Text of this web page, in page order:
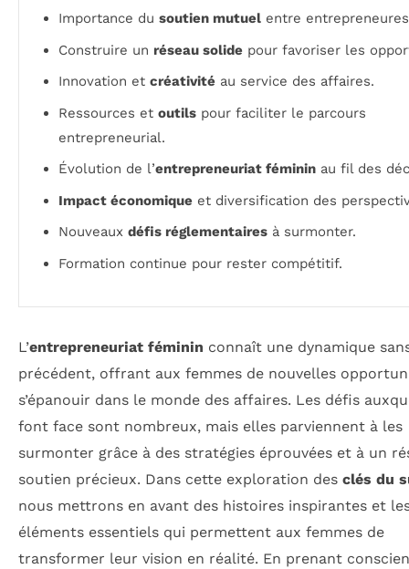
Importance du soutien mutuel entre
Construire un réseau solide pour favoriser les
Innovation et créativité au service des affaires.
Ressources et outils pour faciliter le parcours
entrepreneurial.
Évolution de l’entrepreneuriat féminin au fil des
Impact économique et diversification des
Nouveaux défis réglementaires à surmonter.
Formation continue pour rester compétitif.
L’entrepreneuriat féminin connaît une dynamique
précédent, offrant aux femmes de nouvelles
s’épanouir dans le monde des affaires. Les défis
font face sont nombreux, mais elles parviennent à les
surmonter grâce à des stratégies éprouvées et à un
soutien précieux. Dans cette exploration des clés du
nous mettrons en avant des histoires inspirantes et
éléments essentiels qui permettent aux femmes de
transformer leur vision en réalité. En prenant